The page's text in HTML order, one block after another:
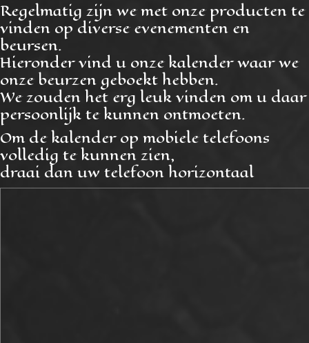
Regelmatig zijn we met onze producten te
vinden op diverse evenementen en
beursen.
Hieronder vind u onze kalender waar we
onze beurzen geboekt hebben.
We zouden het erg leuk vinden om u daar
persoonlijk te kunnen ontmoeten.
Om de kalender op mobiele telefoons
volledig te kunnen zien,
draai dan uw telefoon horizontaal